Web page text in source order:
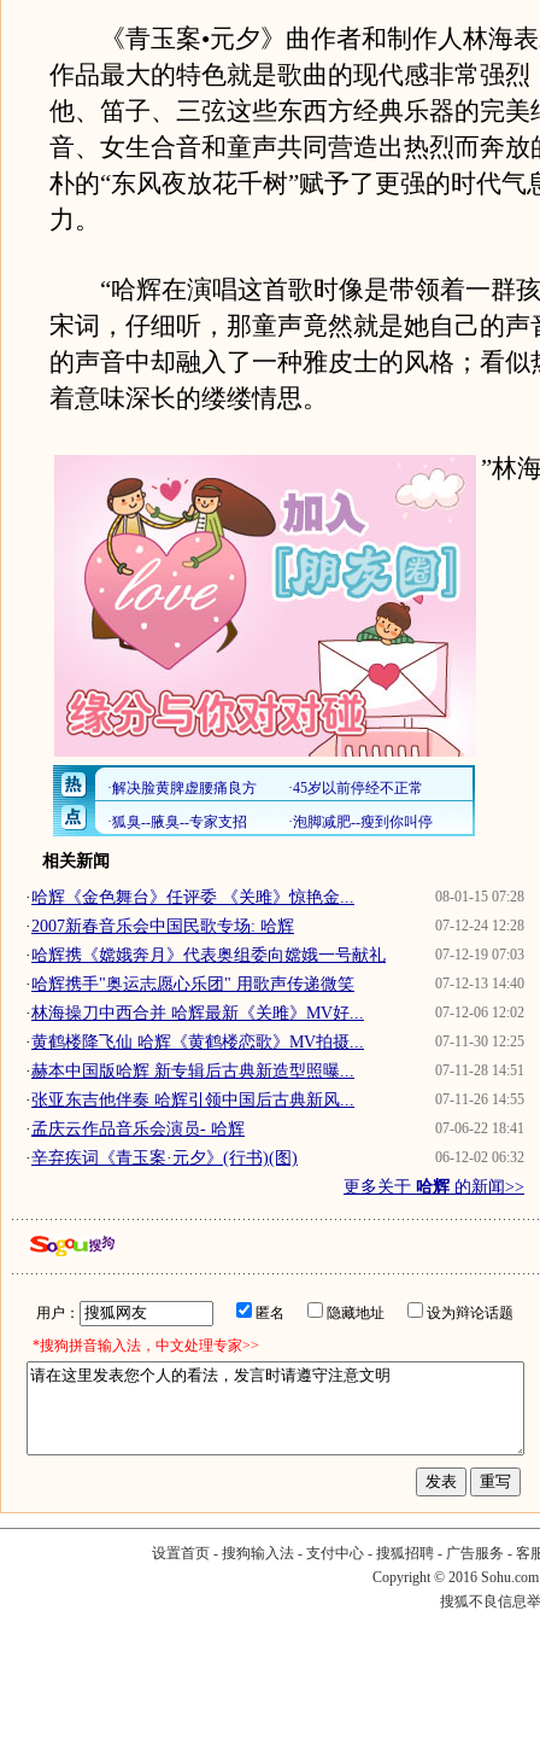
《青玉案•元夕》曲作者和制作人林海表
作品最大的特色就是歌曲的现代感非常强烈
他、笛子、三弦这些东西方经典乐器的完美
音、女生合音和童声共同营造出热烈而奔放
朴的“东风夜放花千树”赋予了更强的时代气
力。
“哈辉在演唱这首歌时像是带领着一群
宋词，仔细听，那童声竟然就是她自己的声
的声音中却融入了一种雅皮士的风格；看似
着意味深长的缕缕情思。
”林
相关新闻
08-01-15 07:28
·哈辉《金色舞台》任评委 《关雎》惊艳金...
07-12-24 12:28
·2007新春音乐会中国民歌专场: 哈辉
07-12-19 07:03
·哈辉携《嫦娥奔月》代表奥组委向嫦娥一号献礼
07-12-13 14:40
·哈辉携手"奥运志愿心乐团" 用歌声传递微笑
07-12-06 12:02
·林海操刀中西合并 哈辉最新《关雎》MV好...
07-11-30 12:25
·黄鹤楼降飞仙 哈辉《黄鹤楼恋歌》MV拍摄...
07-11-28 14:51
·赫本中国版哈辉 新专辑后古典新造型照曝...
07-11-26 14:55
·张亚东吉他伴奏 哈辉引领中国后古典新风...
07-06-22 18:41
·孟庆云作品音乐会演员- 哈辉
06-12-02 06:32
·辛弃疾词《青玉案·元夕》(行书)(图)
更多关于 哈辉 的新闻>>
用户： 匿名 隐藏地址
设为辩论话题
*搜狗拼音输入法，中文处理专家>>
设置首页- 搜狗输入法- 支付中心- 搜狐招聘- 广告服务 - 客
Copyright © 2016
搜狐不良信息